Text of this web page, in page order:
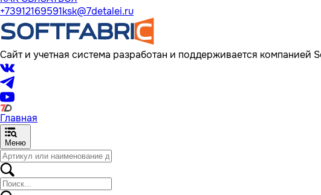
+73912169591ksk@7detalei.ru
Сайт и учетная система разработан и поддерживается компанией
Главная
Меню